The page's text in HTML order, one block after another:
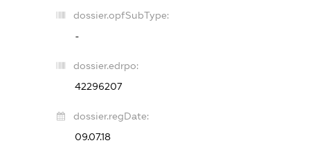
dossier.opfSubType:
-
dossier.edrpo:
42296207
dossier.regDate:
09.07.18